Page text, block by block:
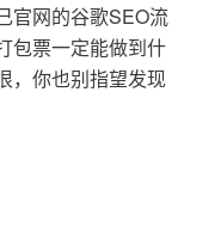
官网的谷歌SEO流
包票一定能做到什
，你也别指望发现